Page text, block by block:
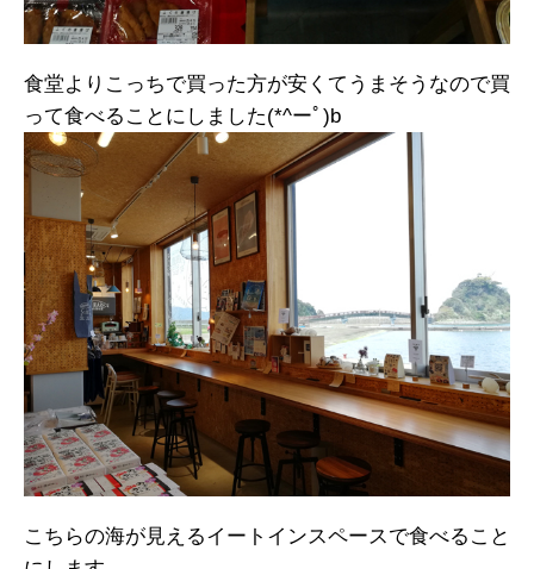
食堂よりこっちで買った方が安くてうまそうなので買
って食べることにしました(*^ーﾟ)b
こちらの海が見えるイートインスペースで食べること